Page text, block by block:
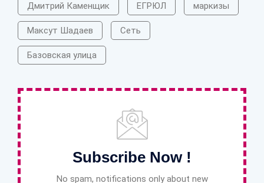
Дмитрий Каменщик ЕГРЮЛ маркизы
Максут Шадаев Сеть
Базовская улица
Subscribe Now !
No spam, notifications only about new